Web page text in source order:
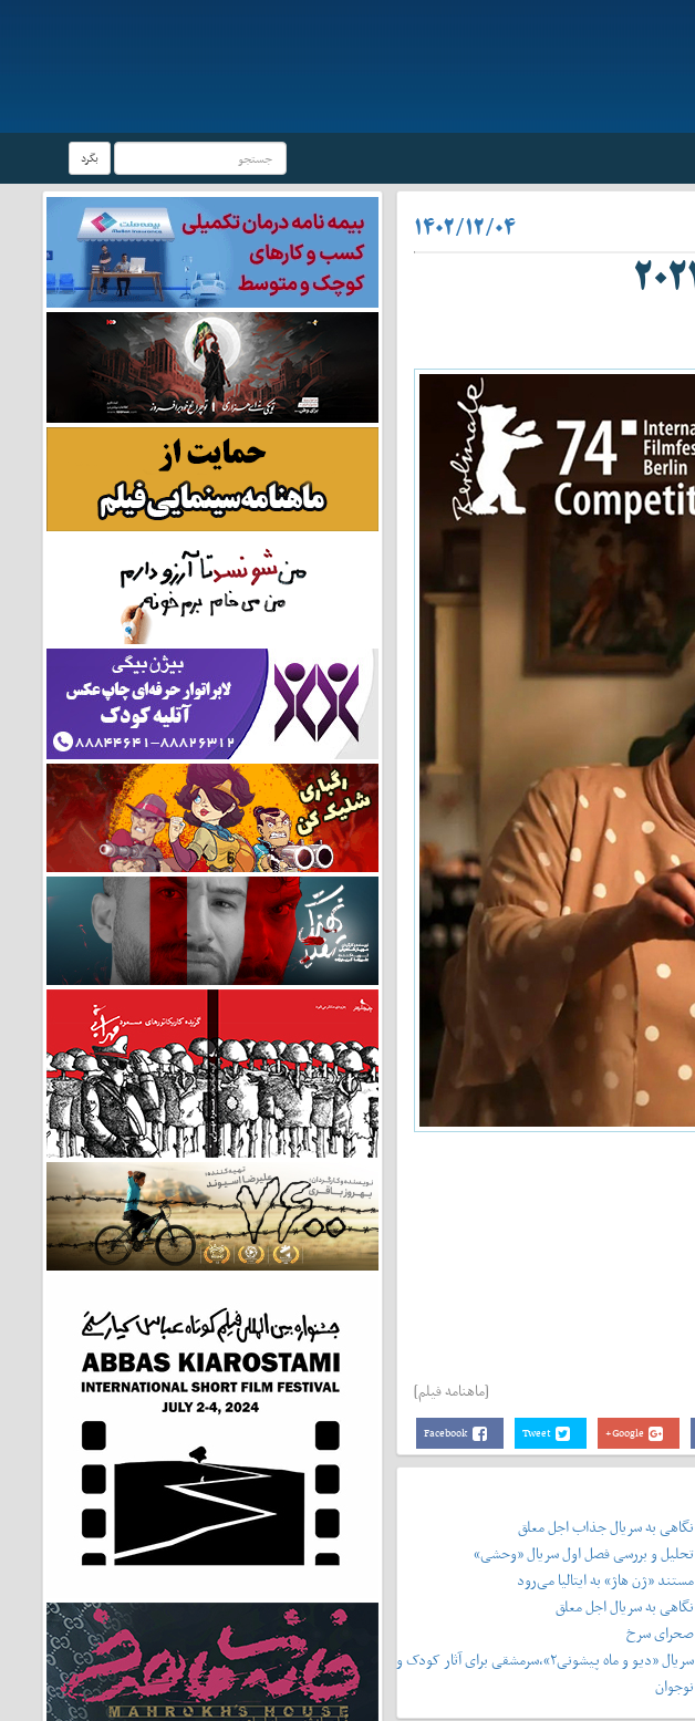
بگرد
۱۴۰۲/۱۲/۰۴
[ماهنامه فیلم]
Facebook Tweet Google+
نگاهی به سریال جذاب اجل معلق
تحلیل و بررسی فصل اول سریال «وحشی»
مستند «ژن هاژ» به ایتالیا می‌رود
نگاهی به سریال اجل معلق
صحرای سرخ
سریال «دیو و ماه پیشونی۲»،سرمشقی برای آثار کودک و
نوجوان